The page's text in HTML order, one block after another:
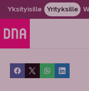
Yksityisille Yrityksille